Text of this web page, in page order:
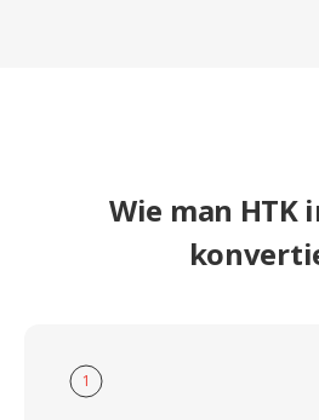
Wie man HTK
1